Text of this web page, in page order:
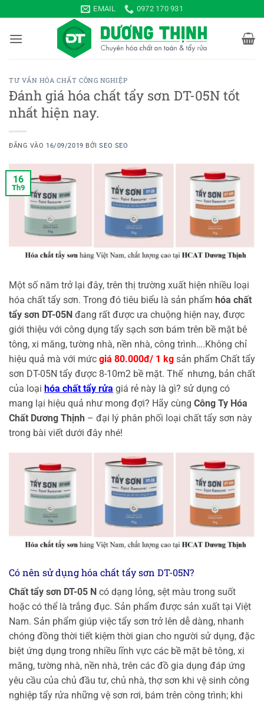
qua
nội
EMAIL 0972 170 931
TƯ VẤN HÓA CHẤT CÔNG NGHIỆP
Đánh giá hóa chất tẩy sơn DT-05N tốt
nhất hiện nay.
ĐĂNG VÀO 16/09/2019 BỞISEO SEO
16
Th9
Một số năm trở lại đây, trên thị trường xuất hiện nhiều loại
hóa chất tẩy sơn. Trong đó tiêu biểu là sản phẩm hóa chất
tẩy sơn DT-05N đang rất được ưa chuộng hiện nay, được
giới thiệu với công dụng tẩy sạch sơn bám trên bề mặt bê
tông, xi măng, tường nhà, nền nhà, công trình….Không chỉ
hiệu quả mà với mức giá 80.000đ/ 1 kg sản phẩm Chất tẩy
sơn DT-05N tẩy được 8-10m2 bề mặt. Thế nhưng, bản chất
của loại hóa chất tẩy rửa giá rẻ này là gì? sử dụng có
mang lại hiệu quả như mong đợi? Hãy cùng Công Ty Hóa
Chất Dương Thịnh – đại lý phân phối loại chất tẩy sơn này
trong bài viết dưới đây nhé!
Có nên sử dụng hóa chất tẩy sơn DT-05N?
Chất tẩy sơn DT-05 N có dạng lỏng, sệt màu trong suốt
hoặc có thể là trắng đục. Sản phẩm được sản xuất tại Việt
Nam. Sản phẩm giúp việc tẩy sơn trở lên dễ dàng, nhanh
chóng đồng thời tiết kiệm thời gian cho người sử dụng, đặc
biệt ứng dụng trong nhiều lĩnh vực các bề mặt bê tông, xi
măng, tường nhà, nền nhà, trên các đồ gia dụng đáp ứng
yêu cầu của chủ đầu tư, chủ nhà, thợ sơn khi vệ sinh công
nghiệp tẩy rửa những vệ sơn rơi, bám trên công trình; khi